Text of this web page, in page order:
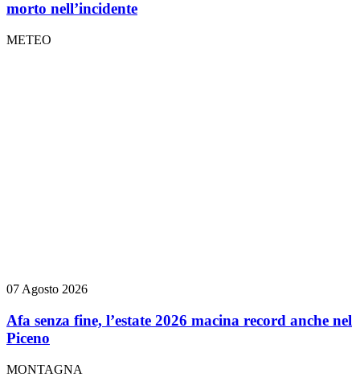
morto nell’incidente
METEO
07 Agosto 2026
Afa senza fine, l’estate 2026 macina record anche nel
Piceno
MONTAGNA